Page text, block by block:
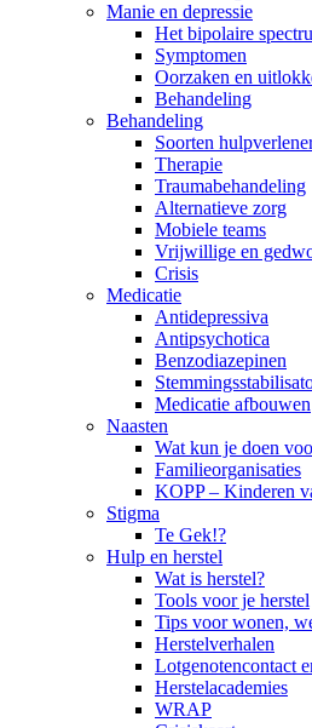
Manie en depressie
Het bipolaire
Symptomen
Oorzaken en
Behandeling
Behandeling
Soorten
Therapie
Traumabehandeling
Alternatieve zorg
Mobiele teams
Vrijwillige en
Crisis
Medicatie
Antidepressiva
Antipsychotica
Benzodiazepinen
Medicatie afbouwen
Naasten
Wat kun je doen
Familieorganisaties
KOPP – Kinderen
Stigma
Te Gek!?
Hulp en herstel
Wat is herstel?
Tools voor je herstel
Tips voor wonen,
Herstelverhalen
Lotgenotencontact
Herstelacademies
WRAP